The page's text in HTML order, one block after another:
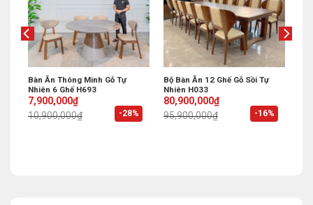
-28%
Bàn Ăn Thông Minh Gỗ Tự
Nhiên 6 Ghế H693
10,900,000₫
Original
price
was:
7,900,000₫
Current
price
is:
-16%
Bộ Bàn Ăn 12 Ghế Gỗ Sồi Tự
Nhiên H033
95,900,000₫
Original
price
was:
80,900,000₫
Current
price
is: